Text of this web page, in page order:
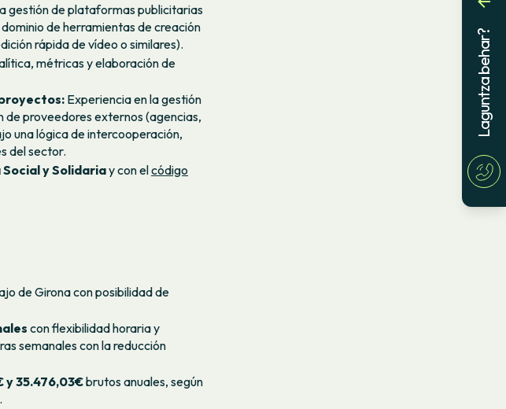
gestión de plataformas publicitarias
de herramientas de creación
rápida de vídeo o similares).
métricas y elaboración de
Experiencia en la gestión
de proveedores externos (agencias,
una lógica de intercooperación,
del sector.
y Solidariay con elcódigo
de Girona con posibilidad de
con flexibilidad horaria y
semanales con la reducción
y 35.476,03€brutos anuales, según
Laguntza behar?